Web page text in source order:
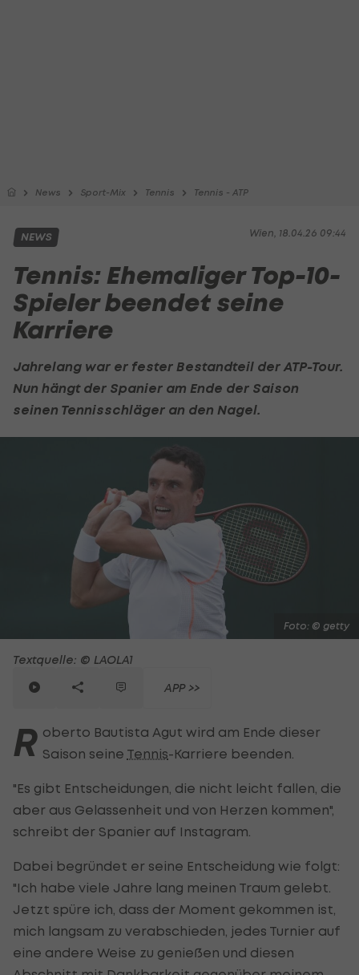
News Sport-Mix Tennis Tennis - ATP
Wien, 18.04.26 09:44
NEWS
Tennis: Ehemaliger Top-10-
Spieler beendet seine
Karriere
Jahrelang war er fester Bestandteil der ATP-Tour.
Nun hängt der Spanier am Ende der Saison
seinen Tennisschläger an den Nagel.
Foto: © getty
Textquelle: © LAOLA1
APP >>
R oberto Bautista Agut wird am Ende dieser
Saison seine Tennis-Karriere beenden.
"Es gibt Entscheidungen, die nicht leicht fallen, die
aber aus Gelassenheit und von Herzen kommen",
schreibt der Spanier auf Instagram.
Dabei begründet er seine Entscheidung wie folgt:
"Ich habe viele Jahre lang meinen Traum gelebt.
Jetzt spüre ich, dass der Moment gekommen ist,
mich langsam zu verabschieden, jedes Turnier auf
eine andere Weise zu genießen und diesen